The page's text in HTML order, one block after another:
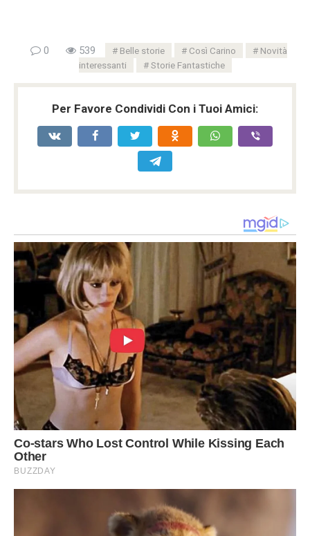
0 539 Belle storie Così Carino
Novità
interessanti
Storie Fantastiche
Per Favore Condividi Con i Tuoi Amici: